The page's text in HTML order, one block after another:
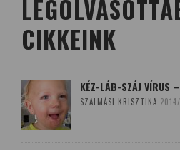
CIKKEINK
KÉZ-LÁB-SZÁJ VÍRUS –
SZALMÁSI KRISZTINA